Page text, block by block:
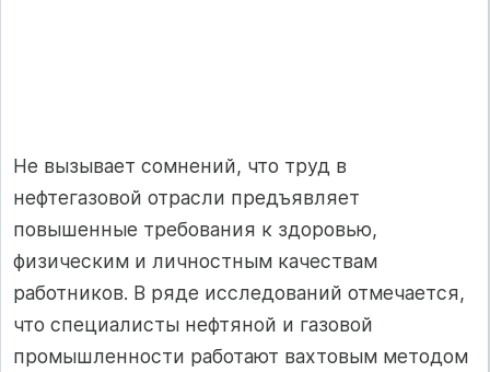
Не вызывает сомнений, что труд в
нефтегазовой отрасли предъявляет
повышенные требования к здоровью,
физическим и личностным качествам
работников. В ряде исследований отмечается,
что специалисты нефтяной и газовой
промышленности работают вахтовым методом